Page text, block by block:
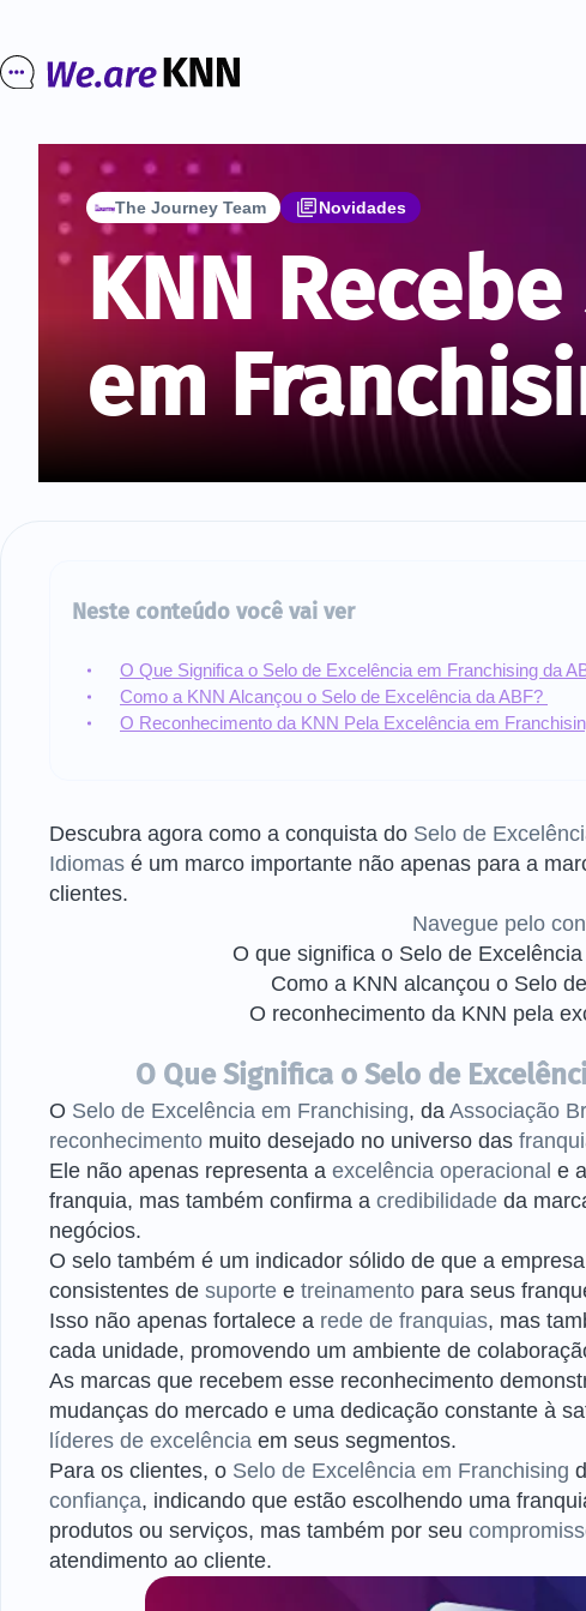
The Journey Team Novidades
KNN
em
Neste conteúdo você vai ver
O Que Significa o Selo de Excelência em Franchising da
Como a KNN Alcançou o Selo de Excelência da ABF?
O Reconhecimento da KNN Pela Excelência em
Descubra agora como a conquista do Selo de
Idiomas é um marco importante não apenas para a
clientes.
Navegue pelo
O que significa o Selo de
Como a KNN alcançou o Selo
O reconhecimento da KNN pela
O Que Significa o Selo de
O Selo de Excelência em Franchising, da Associação
reconhecimento muito desejado no universo das
Ele não apenas representa a excelência operacional e a
franquia, mas também confirma a credibilidade da
negócios.
O selo também é um indicador sólido de que a
consistentes de suporte e treinamento para seus
Isso não apenas fortalece a rede de franquias, mas
cada unidade, promovendo um ambiente de
As marcas que recebem esse reconhecimento
mudanças do mercado e uma dedicação constante à
líderes de excelência em seus segmentos.
Para os clientes, o Selo de Excelência em Franchising
confiança, indicando que estão escolhendo uma
produtos ou serviços, mas também por seu
atendimento ao cliente.